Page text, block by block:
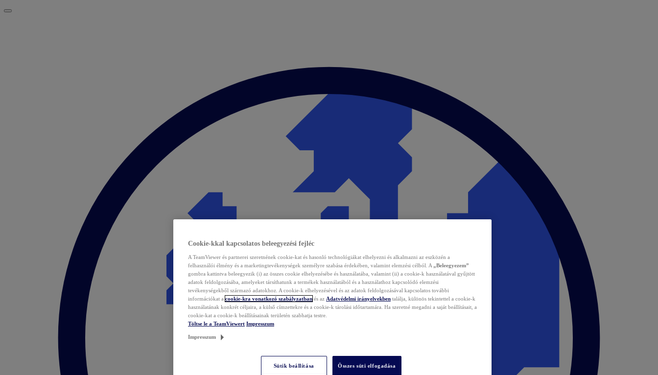
Cookie-kkal kapcsolatos beleegyezési fejléc
A TeamViewer és partnerei szeretnének cookie-kat és hasonló technológiákat elhelyezni és alkalmazni az eszközén a
felhasználói élmény és a marketingtevékenységek személyre szabása érdekében, valamint elemzési célból. A „Beleegyezem”
gombra kattintva beleegyezik (i) az összes cookie elhelyezésébe és használatába, valamint (ii) a cookie-k használatával gyűjtött
adatok feldolgozásába, amelyeket társíthatunk a termékek használatából és a használathoz kapcsolódó elemzési
tevékenységekből származó adatokhoz. A cookie-k elhelyezésével és az adatok feldolgozásával kapcsolatos további
információkat a cookie-kra vonatkozó szabályzatban és az Adatvédelmi irányelvekben találja, különös tekintettel a cookie-k
használatának konkrét céljaira, a külső címzettekre és a cookie-k tárolási időtartamára. Ha szeretné megadni a saját beállításait, a
cookie-kat a cookie-k beállításainak területén szabhatja testre.
Töltse le a TeamViewert Impresszum
Impresszum
Sütik beállítása Összes süti elfogadása